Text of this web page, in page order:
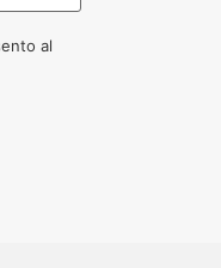
al